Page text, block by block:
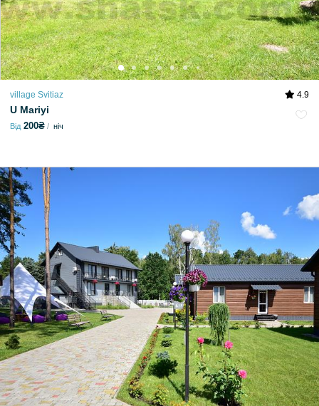
village Svitiaz 4.9
U Mariyi
Від 200₴ ніч